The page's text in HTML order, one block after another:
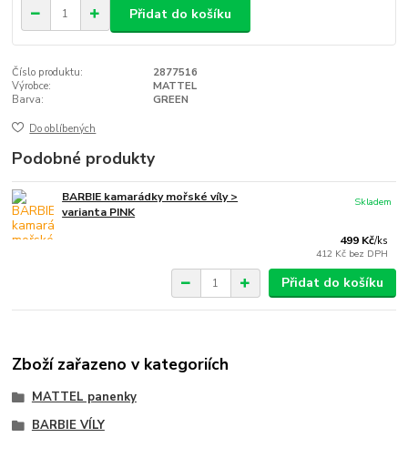
Přidat do košíku
Číslo produktu:
2877516
Výrobce:
MATTEL
Barva:
GREEN
Do oblíbených
Podobné produkty
BARBIE kamarádky mořské víly >
varianta PINK
499 Kč/ks
412 Kč bez DPH
Skladem
Přidat do košíku
Zboží zařazeno v kategoriích
MATTEL panenky
BARBIE VÍLY